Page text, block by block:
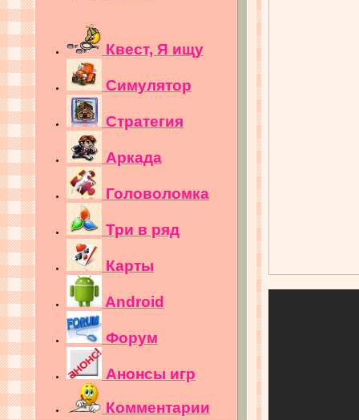
Квест, Я ищу
Симулятор
Стратегия
Аркада
Головоломка
Три в ряд
Карты
Android
Форум
Анонсы игр
Комментарии